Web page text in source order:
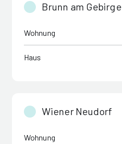
Brunn am Gebirge
Wohnung
Haus
Wiener Neudorf
Wohnung